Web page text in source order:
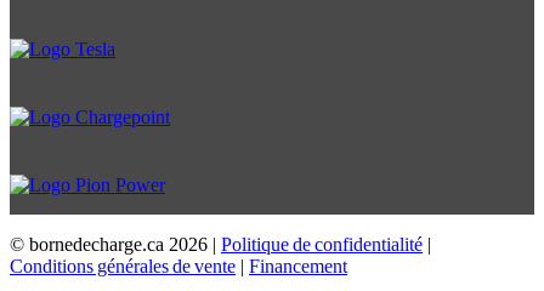
© bornedecharge.ca 2026 | Politique de confidentialité |
Conditions générales de vente | Financement